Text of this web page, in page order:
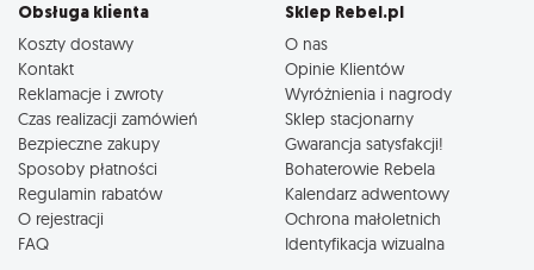
Obsługa klienta
Koszty dostawy
Kontakt
Reklamacje i zwroty
Czas realizacji zamówień
Bezpieczne zakupy
Sposoby płatności
Regulamin rabatów
O rejestracji
FAQ
Sklep Rebel.pl
O nas
Opinie Klientów
Wyróżnienia i nagrody
Sklep stacjonarny
Gwarancja satysfakcji!
Bohaterowie Rebela
Kalendarz adwentowy
Ochrona małoletnich
Identyfikacja wizualna